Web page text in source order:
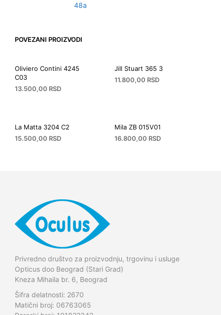
48a
POVEZANI PROIZVODI
Oliviero Contini 4245
C03
13.500,00 RSD
Jill Stuart 365 3
11.800,00 RSD
La Matta 3204 C2
15.500,00 RSD
Mila ZB 015V01
16.800,00 RSD
Privredno društvo za proizvodnju, trgovinu i usluge
Opticus doo Beograd (Stari Grad)
Kneza Mihaila br. 6, Beograd
Šifra delatnosti: 2670
Matični broj: 06763065